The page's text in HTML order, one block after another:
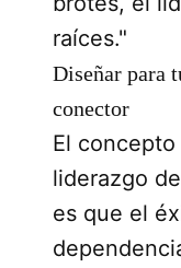
raíces."
Diseñar para
conector
El
liderazgo
es que el